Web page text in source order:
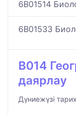
6B01514
6B01533
B014
даярлау
Дүниежүзі